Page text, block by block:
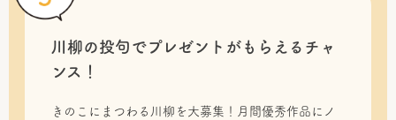
川柳の投句でプレゼントがもらえるチャ
ンス！
きのこにまつわる川柳を大募集！月間優秀作品にノ